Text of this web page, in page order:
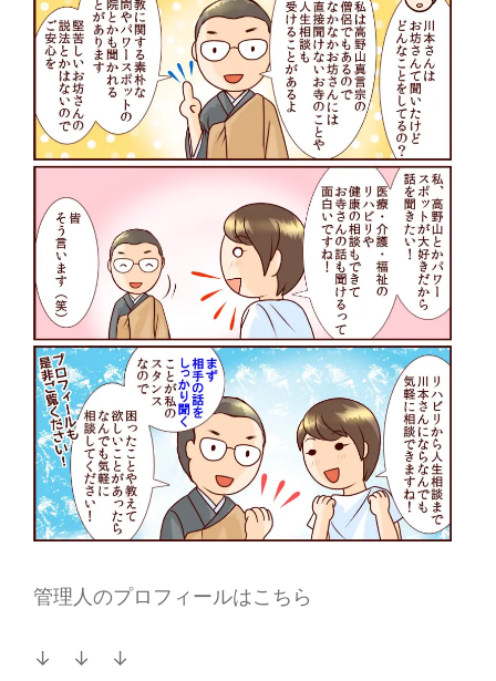
管理人のプロフィールはこちら
↓ ↓ ↓